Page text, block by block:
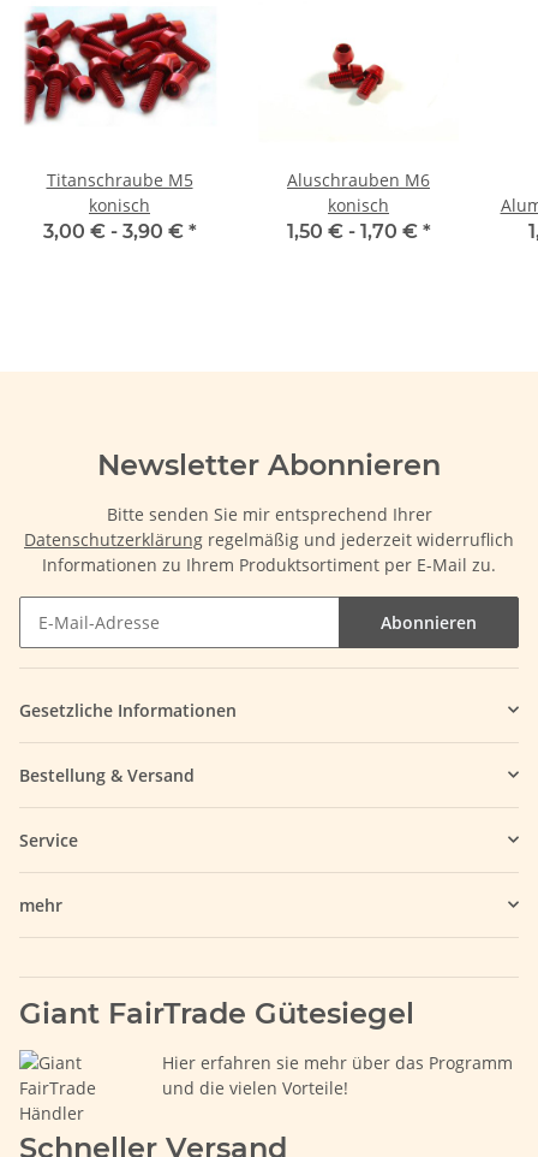
Titanschraube M5
konisch
3,00 € - 3,90 € *
Aluschrauben M6
konisch
1,50 € - 1,70 € *
Newsletter Abonnieren
Bitte senden Sie mir entsprechend Ihrer
Datenschutzerklärung regelmäßig und jederzeit widerruflich
Informationen zu Ihrem Produktsortiment per E-Mail zu.
Abonnieren
Gesetzliche Informationen
Bestellung & Versand
Service
mehr
Giant FairTrade Gütesiegel
Hier erfahren sie mehr über das Programm
und die vielen Vorteile!
Schneller Versand